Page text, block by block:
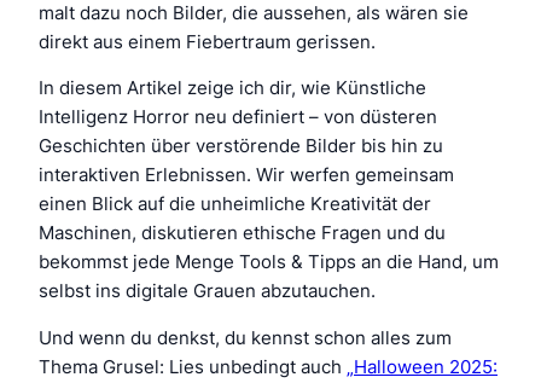
malt dazu noch Bilder, die aussehen, als wären sie
direkt aus einem Fiebertraum gerissen.
In diesem Artikel zeige ich dir, wie Künstliche
Intelligenz Horror neu definiert – von düsteren
Geschichten über verstörende Bilder bis hin zu
interaktiven Erlebnissen. Wir werfen gemeinsam
einen Blick auf die unheimliche Kreativität der
Maschinen, diskutieren ethische Fragen und du
bekommst jede Menge Tools & Tipps an die Hand, um
selbst ins digitale Grauen abzutauchen.
Und wenn du denkst, du kennst schon alles zum
Thema Grusel: Lies unbedingt auch „Halloween 2025: